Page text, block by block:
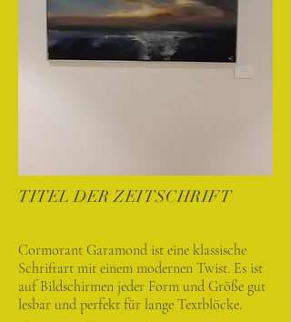
TITEL DER ZEITSCHRIFT
Cormorant Garamond ist eine klassische
Schriftart mit einem modernen Twist. Es ist
auf Bildschirmen jeder Form und Größe gut
lesbar und perfekt für lange Textblöcke.